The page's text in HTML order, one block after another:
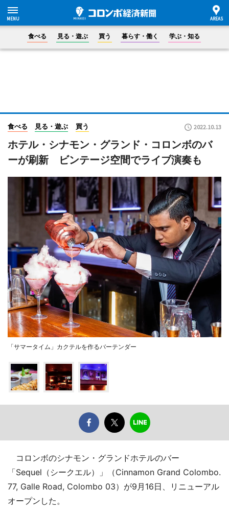
食べる 見る・遊ぶ 買う 暮らす・働く 学ぶ・知る
食べる 見る・遊ぶ 買う 2022.10.13
ホテル・シナモン・グランド・コロンボのバ
ーが刷新 ビンテージ空間でライブ演奏も
「サマータイム」カクテルを作るバーテンダー
コロンボのシナモン・グランドホテルのバー
「Sequel（シークエル）」（Cinnamon Grand Colombo.
77, Galle Road, Colombo 03）が9月16日、リニューアル
オープンした。